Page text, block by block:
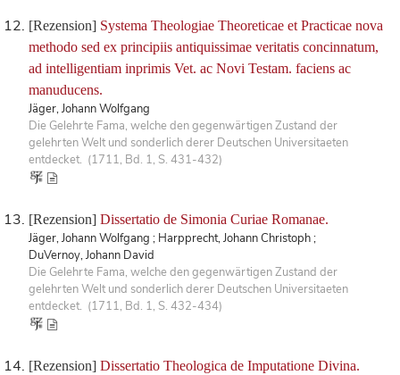
[Rezension] Systema Theologiae Theoreticae et Practicae nova
methodo sed ex principiis antiquissimae veritatis concinnatum,
ad intelligentiam inprimis Vet. ac Novi Testam. faciens ac
manuducens.
Jäger, Johann Wolfgang
Die Gelehrte Fama, welche den gegenwärtigen Zustand der
gelehrten Welt und sonderlich derer Deutschen Universitaeten
entdecket. (1711, Bd. 1, S. 431-432)
[Rezension] Dissertatio de Simonia Curiae Romanae.
Jäger, Johann Wolfgang ; Harpprecht, Johann Christoph ;
DuVernoy, Johann David
Die Gelehrte Fama, welche den gegenwärtigen Zustand der
gelehrten Welt und sonderlich derer Deutschen Universitaeten
entdecket. (1711, Bd. 1, S. 432-434)
[Rezension] Dissertatio Theologica de Imputatione Divina.